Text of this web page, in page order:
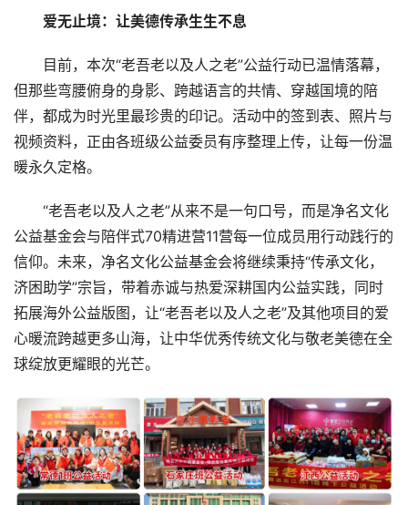
爱无止境：让美德传承生生不息
目前，本次“老吾老以及人之老”公益行动已温情落幕，
但那些弯腰俯身的身影、跨越语言的共情、穿越国境的陪
伴，都成为时光里最珍贵的印记。活动中的签到表、照片与
视频资料，正由各班级公益委员有序整理上传，让每一份温
暖永久定格。
“老吾老以及人之老”从来不是一句口号，而是净名文化
公益基金会与陪伴式70精进营11营每一位成员用行动践行的
信仰。未来，净名文化公益基金会将继续秉持“传承文化，
济困助学”宗旨，带着赤诚与热爱深耕国内公益实践，同时
拓展海外公益版图，让“老吾老以及人之老”及其他项目的爱
心暖流跨越更多山海，让中华优秀传统文化与敬老美德在全
球绽放更耀眼的光芒。